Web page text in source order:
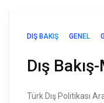
DIŞ BAKIŞ GENEL
Dış
Türk Dış Politikası